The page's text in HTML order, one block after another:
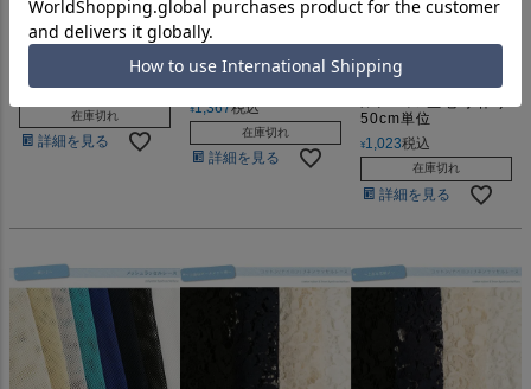
●ラッセル幾何ボーダ
ーレース 布 生地 手
831税込
在庫切れ
詳細を見る
●ポリエステル/レー
ヨンラッセルレース
布 ラッセルレース 生
¥1,367税込
在庫切れ
詳細を見る
●ポリエステルスクエ
アラッセル 布 ラッセ
50cm単位
¥1,023税込
在庫切れ
詳細を見る